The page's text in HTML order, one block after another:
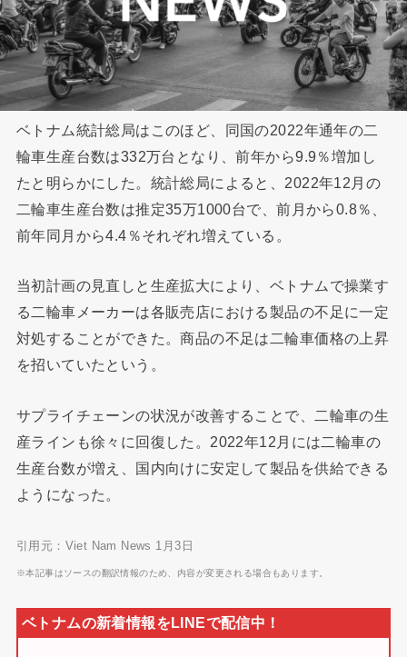
ベトナム統計総局はこのほど、同国の2022年通年の二
輪車生産台数は332万台となり、前年から9.9％増加し
たと明らかにした。統計総局によると、2022年12月の
二輪車生産台数は推定35万1000台で、前月から0.8％、
前年同月から4.4％それぞれ増えている。
当初計画の見直しと生産拡大により、ベトナムで操業す
る二輪車メーカーは各販売店における製品の不足に一定
対処することができた。商品の不足は二輪車価格の上昇
を招いていたという。
サプライチェーンの状況が改善することで、二輪車の生
産ラインも徐々に回復した。2022年12月には二輪車の
生産台数が増え、国内向けに安定して製品を供給できる
ようになった。
引用元：Viet Nam News 1月3日
※本記事はソースの翻訳情報のため、内容が変更される場合もあります。